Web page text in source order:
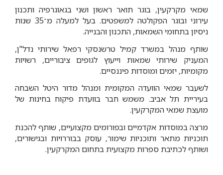
שמאי מקרקעין, בוגר תואר ראשון ושני בגאוגרפיה ותכנון
עירוני ובוגר הפקולטה למשפטים. בעל למעלה מ־35 שנות
ניסיון בתחומי השמאות, התכנון והבנייה.
שותף מנהל במשרד קמיל טרשנסקי רפאל שירותי נדל"ן,
המעניק שירותי שמאות וייעוץ לגופים ציבוריים, רשויות
מקומיות, יזמים ומוסדות פיננסיים.
לשעבר שמאי הוועדה המקומית ומנהל מדור היטל השבחה
בעיריית תל אביב. משמש חבר בוועדת פיקוח בחינות של
מועצת שמאי המקרקעין.
מרצה במוסדות אקדמיים ובפורומים מקצועיים, שותף להכנת
תוכניות מתאר ותוכניות שימור, עוסק בבוררויות ובגישורים,
ושותף לכתיבת ספרות מקצועית בתחום המקרקעין.